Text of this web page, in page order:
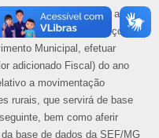
para atender a
a prestação de serviços de
Municipal, efetuar
adicionado Fiscal) do ano
a movimentação
rurais, que servirá de base
bem como aferir
base de dados da SEF/MG